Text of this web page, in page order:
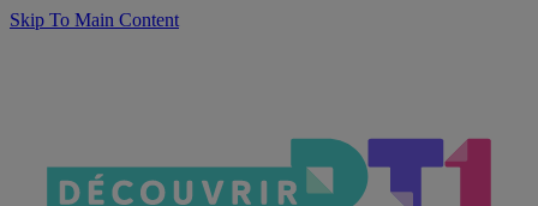
Skip To Main Content